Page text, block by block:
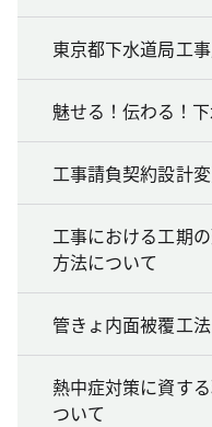
東京都下水道局工
魅せる！伝わる！
工事請負契約設計
工事における工期
方法について
管きょ内面被覆工
熱中症対策に資す
ついて